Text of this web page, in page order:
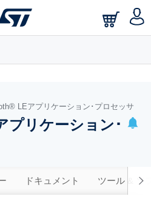
saved searches.
LEアプリケーション･プロセッサ
リケーション･
ドキュメント ツール & ソ